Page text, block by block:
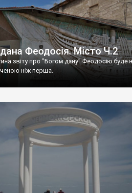
Феодосія. Місто Ч.2
звіту про "Богом дану" Феодосію буде
ніж перша.